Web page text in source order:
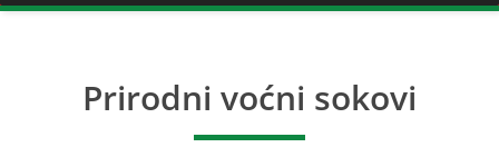
Prirodni voćni sokovi